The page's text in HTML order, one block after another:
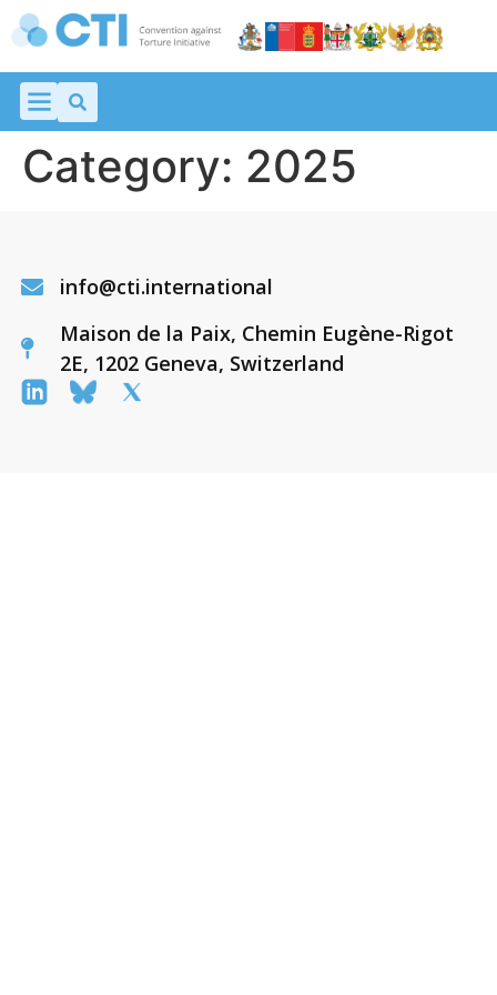
Category: 2025
info@cti.international
Maison de la Paix, Chemin Eugène-Rigot
2E, 1202 Geneva, Switzerland